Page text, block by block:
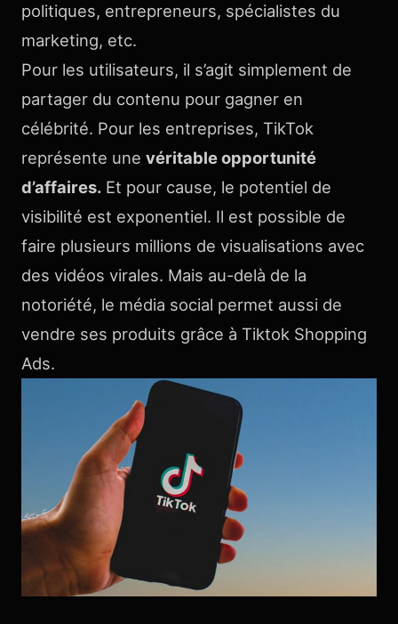
politiques, entrepreneurs, spécialistes du
marketing, etc.
Pour les utilisateurs, il s’agit simplement de
partager du contenu pour gagner en
célébrité. Pour les entreprises, TikTok
représente une véritable opportunité
d’affaires. Et pour cause, le potentiel de
visibilité est exponentiel. Il est possible de
faire plusieurs millions de visualisations avec
des vidéos virales. Mais au-delà de la
notoriété, le média social permet aussi de
vendre ses produits grâce à Tiktok Shopping
Ads.